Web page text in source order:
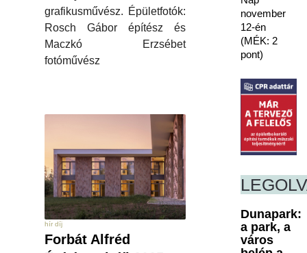
grafikusművész. Épületfotók:
Rosch Gábor építész és
Maczkó Erzsébet
fotóművész
hír díj
Forbát Alfréd
november
12-én
(MÉK: 2
pont)
Dunapark:
a park, a
város